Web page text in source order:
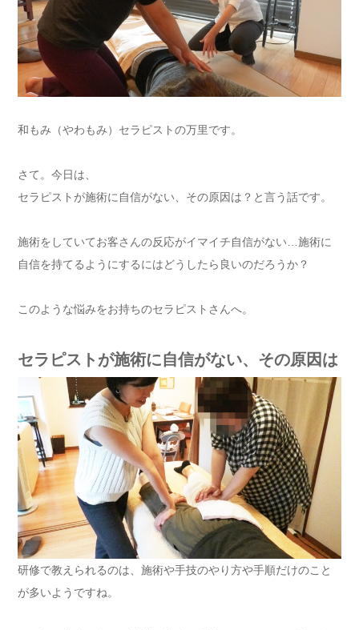
和もみ（やわもみ）セラピストの万里です。
さて。今日は、
セラピストが施術に自信がない、その原因は？と言う話です。
施術をしていてお客さんの反応がイマイチ自信がない…施術に
自信を持てるようにするにはどうしたら良いのだろうか？
このような悩みをお持ちのセラピストさんへ。
セラピストが施術に自信がない、その原因は
研修で教えられるのは、施術や手技のやり方や手順だけのこと
が多いようですね。